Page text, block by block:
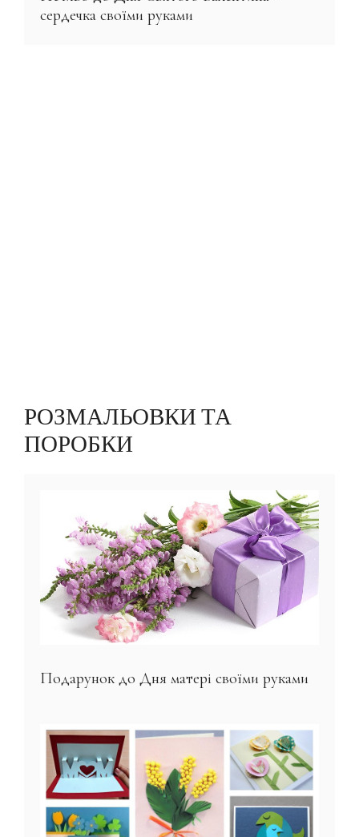
сердечка своїми руками
РОЗМАЛЬОВКИ ТА
ПОРОБКИ
Подарунок до Дня матері своїми руками